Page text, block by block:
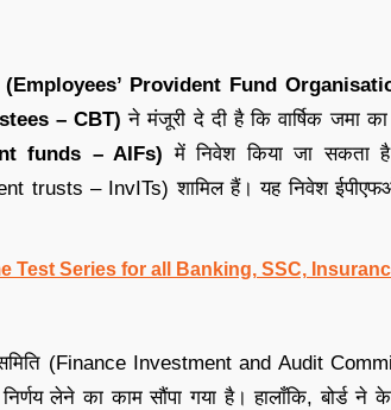
(Employees’ Provident Fund
– CBT) ने मंजूरी दे दी है कि वार्षिक जमा का
funds – AIFs)में निवेश किया जा सकता है
trusts – InvITs) शामिल हैं। यह निवेश ईपीएफओ
Test Series for all Banking, SSC,
समिति (Finance Investment and Audit
लेने का काम सौंपा गया है। हालाँकि, बोर्ड ने